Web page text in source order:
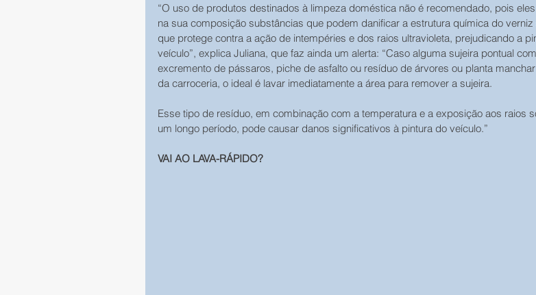
“O uso de produtos destinados à limpeza doméstica não é recomendado, pois
na sua composição substâncias que podem danificar a estrutura química do verniz
que protege contra a ação de intempéries e dos raios ultravioleta, prejudicando a
veículo”, explica Juliana, que faz ainda um alerta: “Caso alguma sujeira pontual
excremento de pássaros, piche de asfalto ou resíduo de árvores ou planta
da carroceria, o ideal é lavar imediatamente a área para remover a sujeira.
Esse tipo de resíduo, em combinação com a temperatura e a exposição aos raios
um longo período, pode causar danos significativos à pintura do veículo.”
VAI AO LAVA-RÁPIDO?